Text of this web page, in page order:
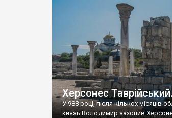
візантійської доби. Раритети
культурної спадщини ЮНЕСКО
Офіційно – на виставку «Золото
влада в Україні вважають це
Херсонес
У 988 році, після кількох місяців
князь Володимир захопив